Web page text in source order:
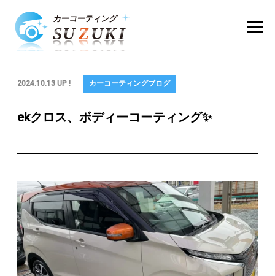
2024.10.13 UP ! カーコーティングブログ
ekクロス、ボディーコーティング✨